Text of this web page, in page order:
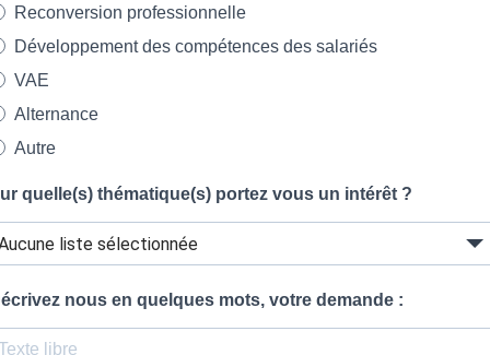
Reconversion professionnelle
Développement des compétences des salariés
VAE
Alternance
Autre
quelle(s) thématique(s) portez vous un intérêt ?
liste sélectionnée
nous en quelques mots, votre demande :